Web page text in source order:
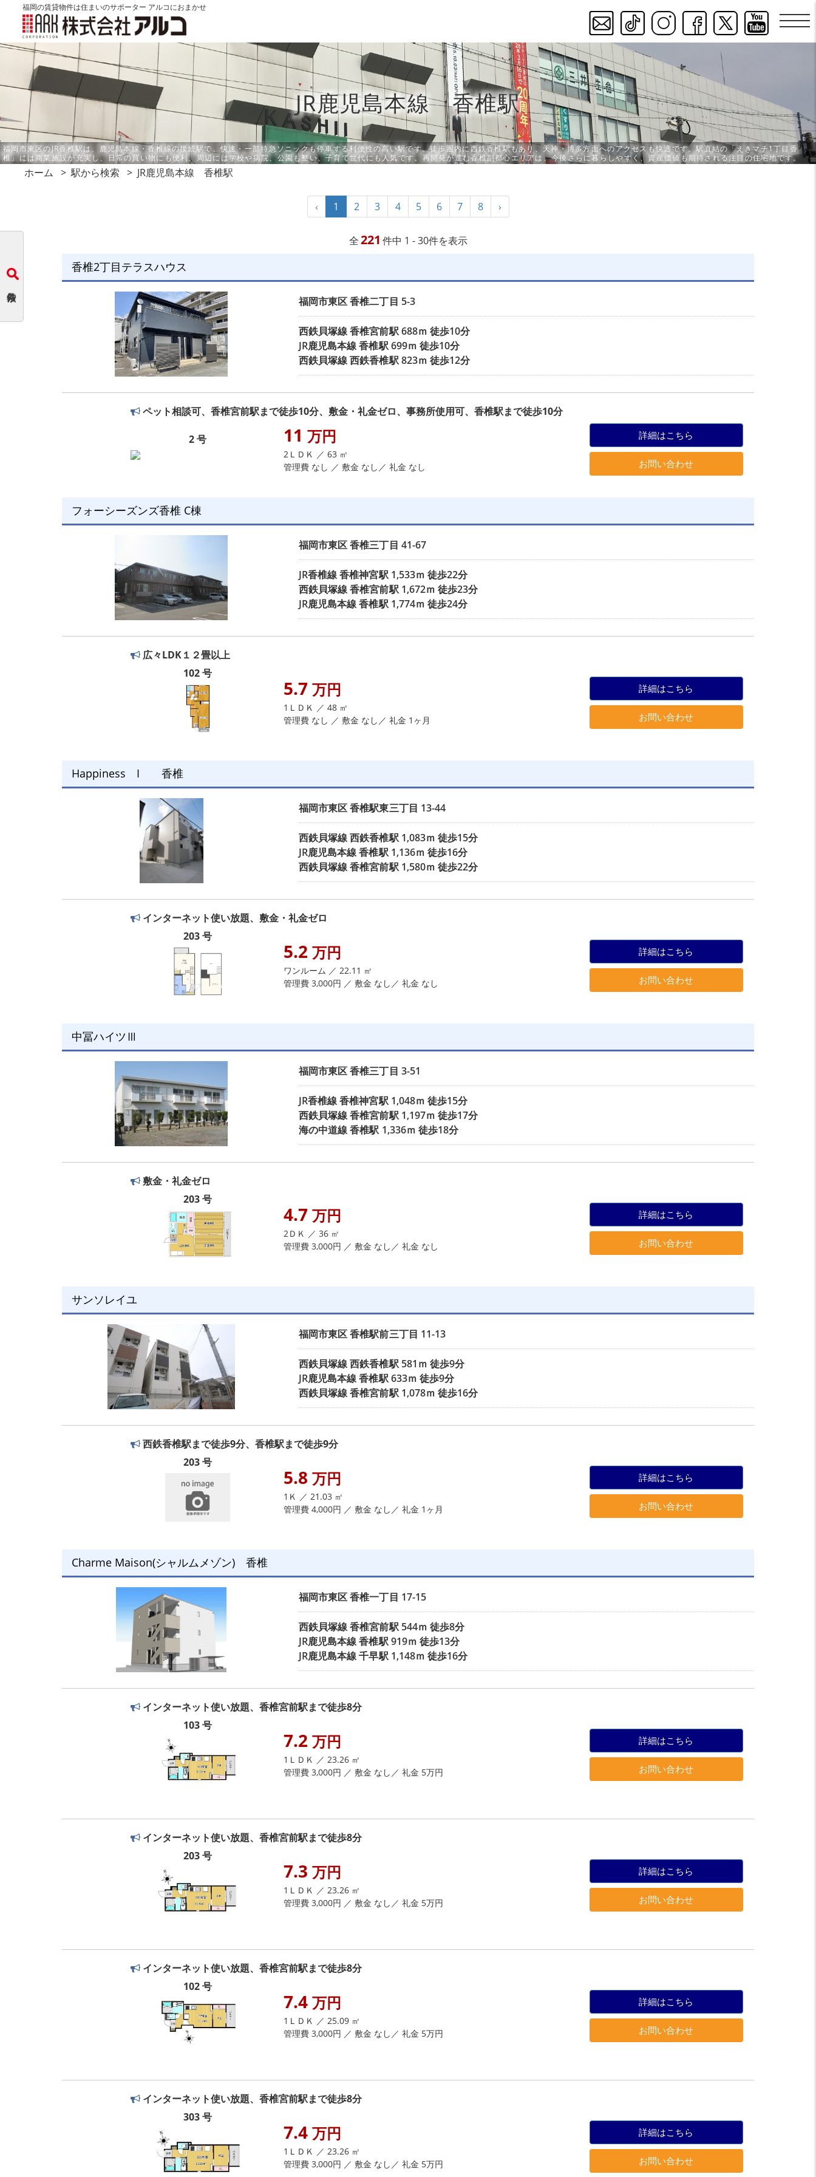
福岡の賃貸物件は住まいのサポーター アルコにおまかせ
JR鹿児島本線 香椎駅
福岡市東区のJR香椎駅は、鹿児島本線・香椎線の接続駅で、快速・一部特急ソニックも停車する利便性の高い駅です。徒歩圏内に西鉄香椎駅もあり、天神・博多方面へのアクセスも快適です。駅直結の「えきマチ1丁目香
椎」には商業施設が充実し、日常の買い物にも便利。周辺には学校や病院、公園も整い、子育て世代にも人気です。再開発が進む香椎副都心エリアは、今後さらに暮らしやすく、資産価値も期待される注目の住宅地です。
ホーム 駅から検索 JR鹿児島本線 香椎駅
‹ 1 2 3 4 5 6 7 8 ›
全221 件中 1 - 30件を表示
香椎2丁目テラスハウス
福岡市東区香椎二丁目 5-3
西鉄貝塚線香椎宮前駅688ｍ 徒歩10分
JR鹿児島本線香椎駅699ｍ 徒歩10分
西鉄貝塚線西鉄香椎駅823ｍ 徒歩12分
ペット相談可、香椎宮前駅まで徒歩10分、敷金・礼金ゼロ、事務所使用可、香椎駅まで徒歩10分
2 号 11 万円
2ＬＤＫ ／ 63 ㎡
管理費 なし ／ 敷金 なし／ 礼金 なし
詳細はこちら
お問い合わせ
フォーシーズンズ香椎 C棟
福岡市東区香椎三丁目 41-67
JR香椎線香椎神宮駅1,533ｍ 徒歩22分
西鉄貝塚線香椎宮前駅1,672ｍ 徒歩23分
JR鹿児島本線香椎駅1,774ｍ 徒歩24分
広々LDK１２畳以上
102 号
5.7 万円
1ＬＤＫ ／ 48 ㎡
管理費 なし ／ 敷金 なし／ 礼金 1ヶ月
詳細はこちら
お問い合わせ
Happiness I 香椎
福岡市東区香椎駅東三丁目 13-44
西鉄貝塚線西鉄香椎駅1,083ｍ 徒歩15分
JR鹿児島本線香椎駅1,136ｍ 徒歩16分
西鉄貝塚線香椎宮前駅1,580ｍ 徒歩22分
インターネット使い放題、敷金・礼金ゼロ
203 号
5.2 万円
ワンルーム ／ 22.11 ㎡
管理費 3,000円 ／ 敷金 なし／ 礼金 なし
詳細はこちら
お問い合わせ
中冨ハイツⅢ
福岡市東区香椎三丁目 3-51
JR香椎線香椎神宮駅1,048ｍ 徒歩15分
西鉄貝塚線香椎宮前駅1,197ｍ 徒歩17分
海の中道線香椎駅 1,336ｍ 徒歩18分
敷金・礼金ゼロ
203 号
4.7 万円
2ＤＫ ／ 36 ㎡
管理費 3,000円 ／ 敷金 なし／ 礼金 なし
詳細はこちら
お問い合わせ
サンソレイユ
福岡市東区香椎駅前三丁目 11-13
西鉄貝塚線西鉄香椎駅581ｍ 徒歩9分
JR鹿児島本線香椎駅633ｍ 徒歩9分
西鉄貝塚線香椎宮前駅1,078ｍ 徒歩16分
西鉄香椎駅まで徒歩9分、香椎駅まで徒歩9分
203 号
5.8 万円
1Ｋ ／ 21.03 ㎡
管理費 4,000円 ／ 敷金 なし／ 礼金 1ヶ月
詳細はこちら
お問い合わせ
Charme Maison(シャルムメゾン) 香椎
福岡市東区香椎一丁目 17-15
西鉄貝塚線香椎宮前駅544ｍ 徒歩8分
JR鹿児島本線香椎駅919ｍ 徒歩13分
JR鹿児島本線千早駅1,148ｍ 徒歩16分
インターネット使い放題、香椎宮前駅まで徒歩8分
103 号
7.2 万円
1ＬＤＫ ／ 23.26 ㎡
管理費 3,000円 ／ 敷金 なし／ 礼金 5万円
詳細はこちら
お問い合わせ
インターネット使い放題、香椎宮前駅まで徒歩8分
203 号
7.3 万円
1ＬＤＫ ／ 23.26 ㎡
管理費 3,000円 ／ 敷金 なし／ 礼金 5万円
詳細はこちら
お問い合わせ
インターネット使い放題、香椎宮前駅まで徒歩8分
102 号
7.4 万円
1ＬＤＫ ／ 25.09 ㎡
管理費 3,000円 ／ 敷金 なし／ 礼金 5万円
詳細はこちら
お問い合わせ
インターネット使い放題、香椎宮前駅まで徒歩8分
303 号
7.4 万円
1ＬＤＫ ／ 23.26 ㎡
管理費 3,000円 ／ 敷金 なし／ 礼金 5万円
詳細はこちら
お問い合わせ